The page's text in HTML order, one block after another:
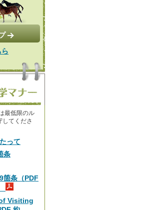
最低限のル
してくださ
って
条
箇条（PDF
Visiting